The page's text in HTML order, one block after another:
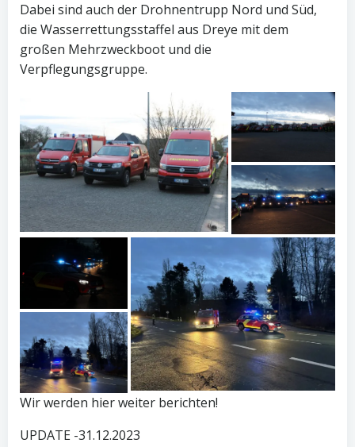
Dabei sind auch der Drohnentrupp Nord und Süd,
die Wasserrettungsstaffel aus Dreye mit dem
großen Mehrzweckboot und die
Verpflegungsgruppe.
Wir werden hier weiter berichten!
UPDATE -31.12.2023